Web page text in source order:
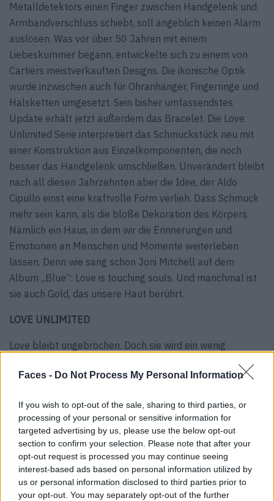
Faces - Do Not Process My Personal Information
If you wish to opt-out of the sale, sharing to third parties, or
processing of your personal or sensitive information for
targeted advertising by us, please use the below opt-out
section to confirm your selection. Please note that after your
opt-out request is processed you may continue seeing
interest-based ads based on personal information utilized by
us or personal information disclosed to third parties prior to
your opt-out. You may separately opt-out of the further
Metalldetektors einen Finger zwischen Handgelenk und
Armbandverschluss schiebt, soll angeblich keinen Alarm
auslösen. Was vor über 50 Jahren mit einem
Liebeskummer begann, entwickelte sich zu einem von
Cartiers meistverkauften Designs. Die ikonische Optik
wurde inzwischen auch für Ohranhänger, Fingerringe und
Halsketten umgesetzt. Sein bisher umfassendstes
Update erhält jetzt außerdem das Bracelet. Die Love
Unlimited Serie interpretiert das Schmuckstück neu mit
einer Konstruktion aus Einzelkomponenten, die noch
besser das Handgelenk umschließen. Unverändert bleibt
nach all diesen Jahrzehnten aber die Idee, der Aldo
Cipullo einst eine kraftvolle Form verlieh. Dass Schmuck
mehr sein kann, als die bloße Dekoration des Körpers.
Nämlich ein Haus, in dem wir die Erinnerungen und
Emotionen an Menschen und Momente weiterleben
lassen. Denn wie sang schon Joni Mitchell auf dem
Album „Blue“: Love is touching souls. Und manchmal ist
sie auch Gold, das unsere Haut berührt.
LOVE UNLIMITED
Love bleibt ungebrochen. Doch sie wird ein wenig
flexibler. In seiner neuen Version Unlimited besteht das
legendäre Bracelet-Modell von Cartier aus über 200
geschmeidig wie noch nie auf der Haut. Das unsichtbare
Verschlusssystem lässt sich leicht bedienen und
ermöglicht es, ein weiteres Bracelet damit zu verbinden.
Armbänder, die sozusagen Händchen halten:
Romantischer geht kaum. Love Unlimited ist in Weiß-,
Rosé- und Gelbgold erhältlich sowie als Fingerring.